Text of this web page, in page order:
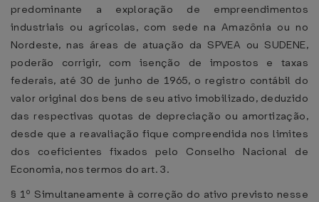
predominante a exploração de empreendimentos
industriais ou agrícolas, com sede na Amazônia ou no
Nordeste, nas áreas de atuação da SPVEA ou SUDENE,
poderão corrigir, com isenção de impostos e taxas
federais, até 30 de junho de 1965, o registro contábil do
valor original dos bens de seu ativo imobilizado, deduzido
das respectivas quotas de depreciação ou amortização,
desde que a reavaliação fique compreendida nos limites
dos coeficientes fixados pelo Conselho Nacional de
Economia, nos termos do art. 3.
§ 1º Simultaneamente à correção do ativo previsto nesse